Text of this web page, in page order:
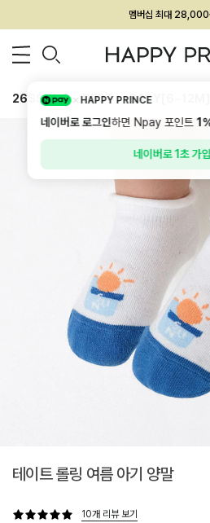
회원전용 아울렛, 가입하
멤버십 최대 28,000
26SS 신상 BEST BABY[6~12M]
테이트 롤링 여름 아기 양말
10개 리뷰 보기
HAPPY PRINCE
네이버로 로그인하면 Npay 포인트
네이버로 1초 가